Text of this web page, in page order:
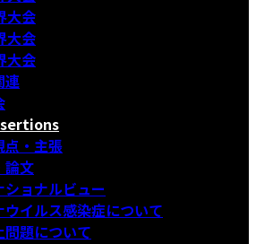
大会
大会
大会
連
点・主張
論文
ョナルビュー
イルス感染症について
題について